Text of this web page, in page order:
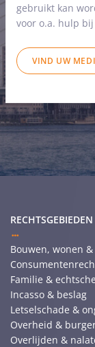
gebruikt kan
voor o.a. hulp
VIND UW
RECHTSGEBIEDEN
Bouwen, wonen
Familie &
Incasso & beslag
Letselschade &
Overheid &
Overlijden &